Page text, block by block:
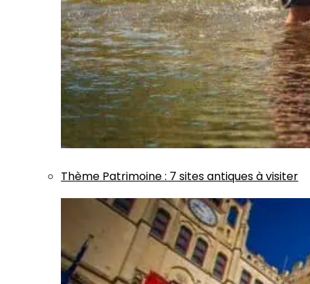
Thème Patrimoine: 7 sites antiques à visiter